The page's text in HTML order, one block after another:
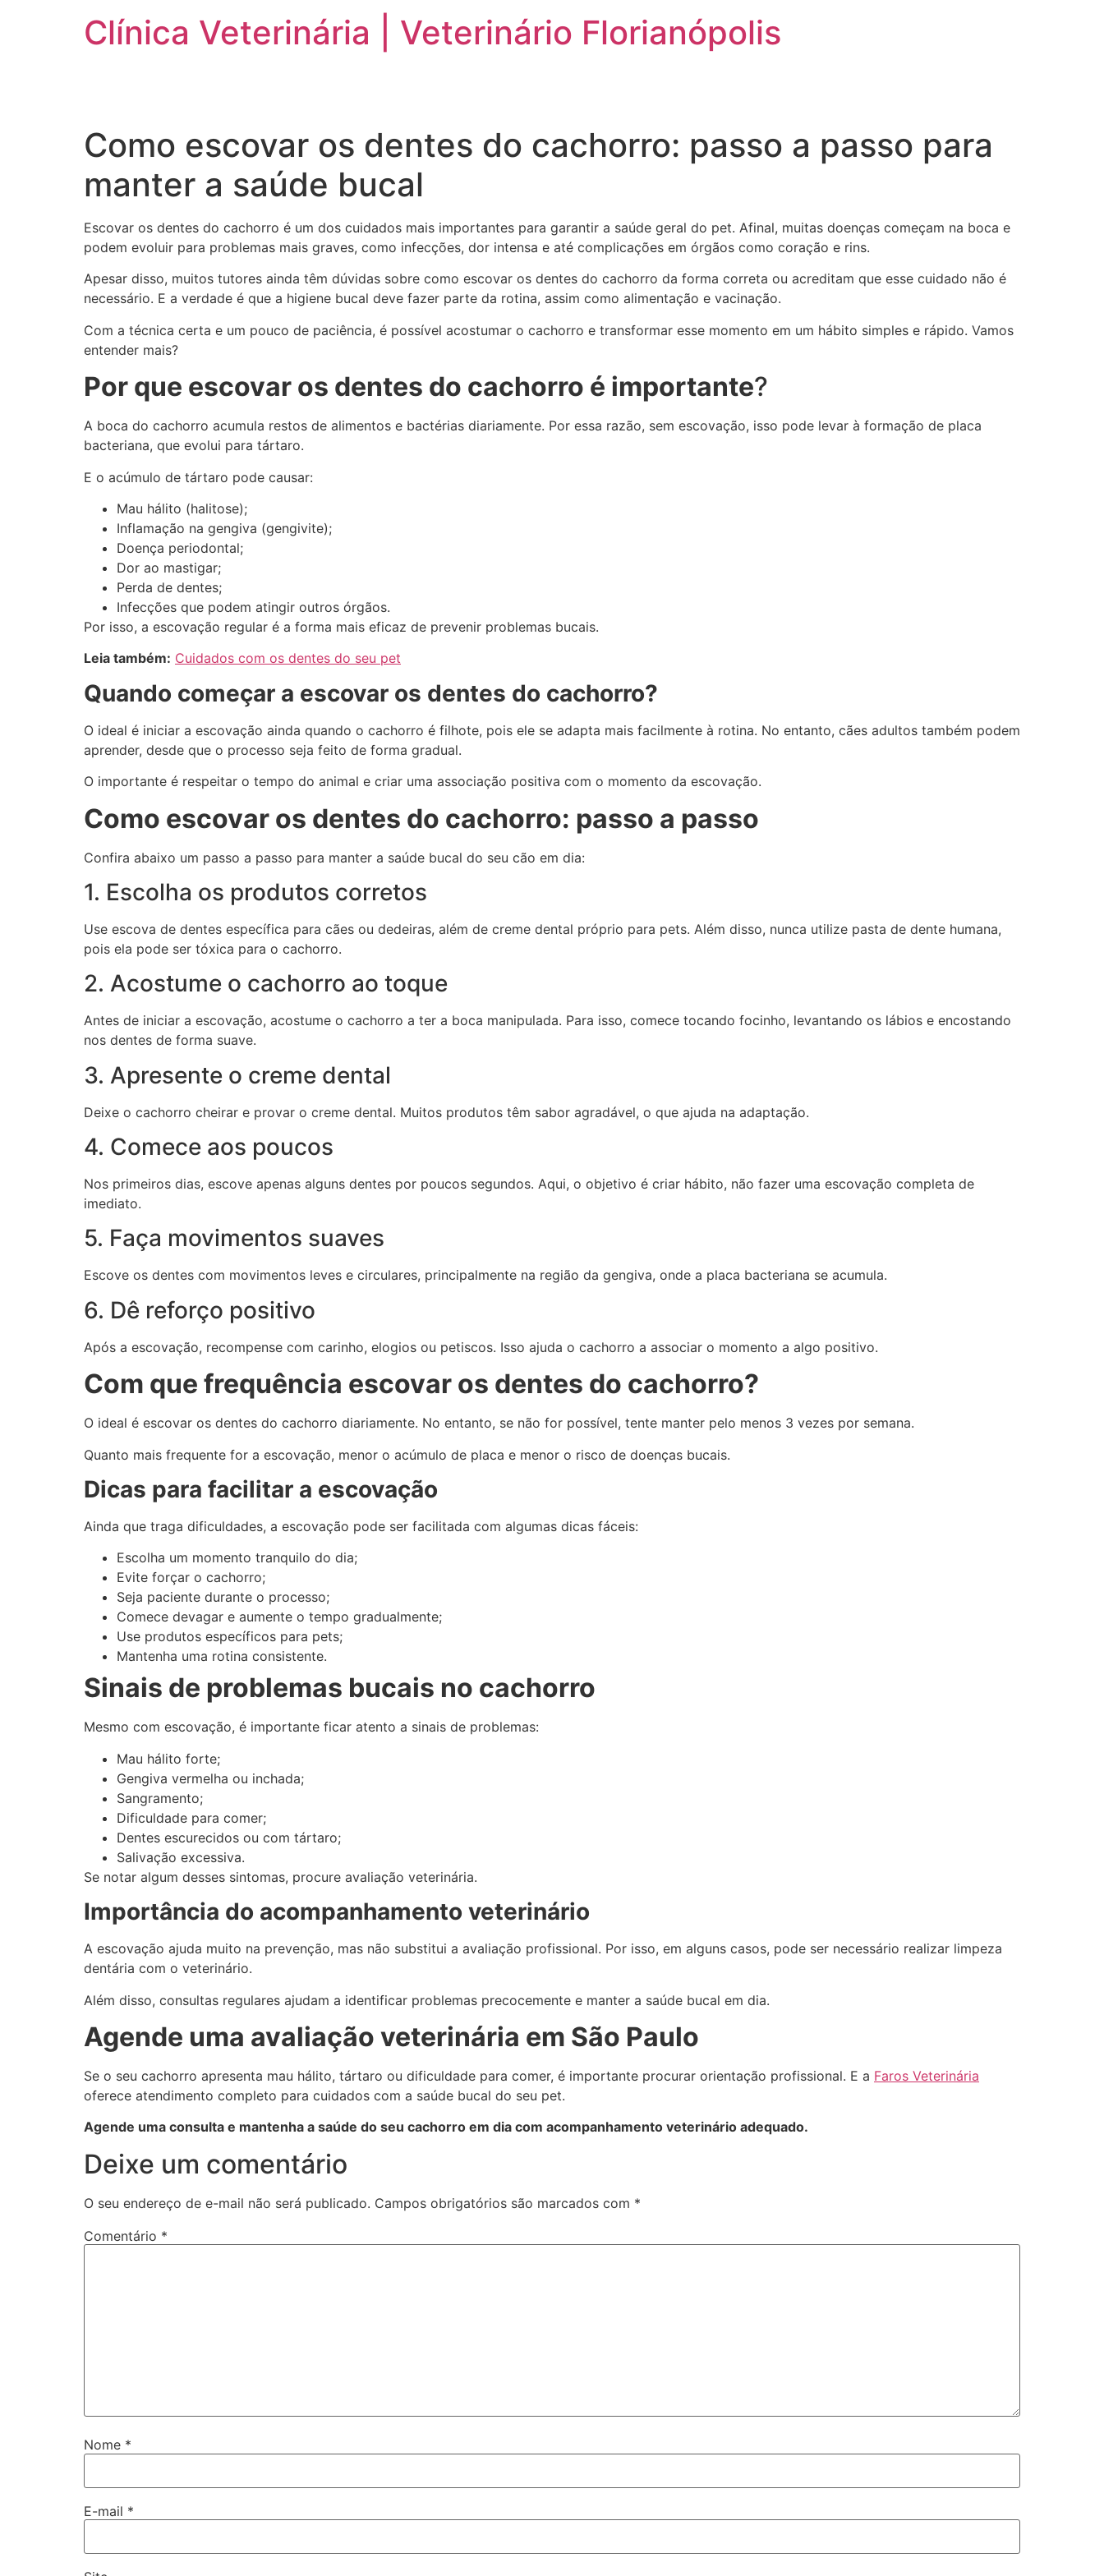
Clínica Veterinária | Veterinário Florianópolis
Como escovar os dentes do cachorro: passo a passo para
manter a saúde bucal
Escovar os dentes do cachorro é um dos cuidados mais importantes para garantir a saúde geral do pet. Afinal, muitas doenças começam na boca e
podem evoluir para problemas mais graves, como infecções, dor intensa e até complicações em órgãos como coração e rins.
Apesar disso, muitos tutores ainda têm dúvidas sobre como escovar os dentes do cachorro da forma correta ou acreditam que esse cuidado não é
necessário. E a verdade é que a higiene bucal deve fazer parte da rotina, assim como alimentação e vacinação.
Com a técnica certa e um pouco de paciência, é possível acostumar o cachorro e transformar esse momento em um hábito simples e rápido. Vamos
entender mais?
Por que escovar os dentes do cachorro é importante?
A boca do cachorro acumula restos de alimentos e bactérias diariamente. Por essa razão, sem escovação, isso pode levar à formação de placa
bacteriana, que evolui para tártaro.
E o acúmulo de tártaro pode causar:
Mau hálito (halitose);
Inflamação na gengiva (gengivite);
Doença periodontal;
Dor ao mastigar;
Perda de dentes;
Infecções que podem atingir outros órgãos.
Por isso, a escovação regular é a forma mais eficaz de prevenir problemas bucais.
Leia também: Cuidados com os dentes do seu pet
Quando começar a escovar os dentes do cachorro?
O ideal é iniciar a escovação ainda quando o cachorro é filhote, pois ele se adapta mais facilmente à rotina. No entanto, cães adultos também podem
aprender, desde que o processo seja feito de forma gradual.
O importante é respeitar o tempo do animal e criar uma associação positiva com o momento da escovação.
Como escovar os dentes do cachorro: passo a passo
Confira abaixo um passo a passo para manter a saúde bucal do seu cão em dia:
1. Escolha os produtos corretos
Use escova de dentes específica para cães ou dedeiras, além de creme dental próprio para pets. Além disso, nunca utilize pasta de dente humana,
pois ela pode ser tóxica para o cachorro.
2. Acostume o cachorro ao toque
Antes de iniciar a escovação, acostume o cachorro a ter a boca manipulada. Para isso, comece tocando focinho, levantando os lábios e encostando
nos dentes de forma suave.
3. Apresente o creme dental
Deixe o cachorro cheirar e provar o creme dental. Muitos produtos têm sabor agradável, o que ajuda na adaptação.
4. Comece aos poucos
Nos primeiros dias, escove apenas alguns dentes por poucos segundos. Aqui, o objetivo é criar hábito, não fazer uma escovação completa de
imediato.
5. Faça movimentos suaves
Escove os dentes com movimentos leves e circulares, principalmente na região da gengiva, onde a placa bacteriana se acumula.
6. Dê reforço positivo
Após a escovação, recompense com carinho, elogios ou petiscos. Isso ajuda o cachorro a associar o momento a algo positivo.
Com que frequência escovar os dentes do cachorro?
O ideal é escovar os dentes do cachorro diariamente. No entanto, se não for possível, tente manter pelo menos 3 vezes por semana.
Quanto mais frequente for a escovação, menor o acúmulo de placa e menor o risco de doenças bucais.
Dicas para facilitar a escovação
Ainda que traga dificuldades, a escovação pode ser facilitada com algumas dicas fáceis:
Escolha um momento tranquilo do dia;
Evite forçar o cachorro;
Seja paciente durante o processo;
Comece devagar e aumente o tempo gradualmente;
Use produtos específicos para pets;
Mantenha uma rotina consistente.
Sinais de problemas bucais no cachorro
Mesmo com escovação, é importante ficar atento a sinais de problemas:
Mau hálito forte;
Gengiva vermelha ou inchada;
Sangramento;
Dificuldade para comer;
Dentes escurecidos ou com tártaro;
Salivação excessiva.
Se notar algum desses sintomas, procure avaliação veterinária.
Importância do acompanhamento veterinário
A escovação ajuda muito na prevenção, mas não substitui a avaliação profissional. Por isso, em alguns casos, pode ser necessário realizar limpeza
dentária com o veterinário.
Além disso, consultas regulares ajudam a identificar problemas precocemente e manter a saúde bucal em dia.
Agende uma avaliação veterinária em São Paulo
Se o seu cachorro apresenta mau hálito, tártaro ou dificuldade para comer, é importante procurar orientação profissional. E a Faros Veterinária
oferece atendimento completo para cuidados com a saúde bucal do seu pet.
Agende uma consulta e mantenha a saúde do seu cachorro em dia com acompanhamento veterinário adequado.
Deixe um comentário
O seu endereço de e-mail não será publicado. Campos obrigatórios são marcados com *
Comentário *
Nome *
E-mail *